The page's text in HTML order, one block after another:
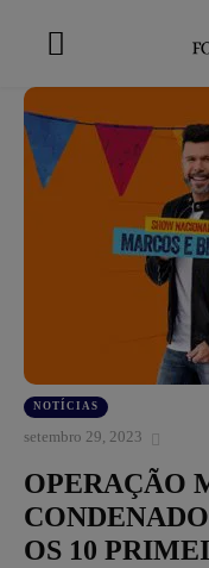
NOTÍCIAS
setembro 29, 2023
OPERAÇÃO
OS 10